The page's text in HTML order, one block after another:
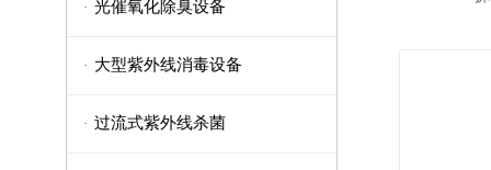
· 光催氧化除臭设备
· 大型紫外线消毒设备
· 过流式紫外线杀菌